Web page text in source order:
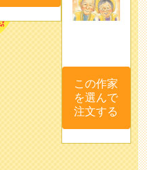
この作家
を選んで
注文する